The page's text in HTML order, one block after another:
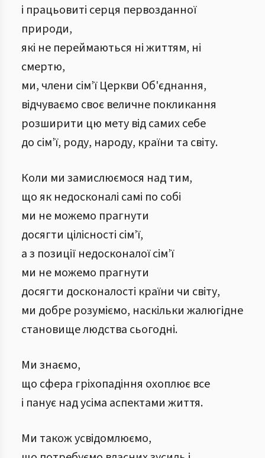
і працьовиті серця первозданної
природи,
які не переймаються ні життям, ні
смертю,
ми, члени сім’ї Церкви Об'єднання,
відчуваємо своє величне покликання
розширити цю мету від самих себе
до сім’ї, роду, народу, країни та світу.
Коли ми замислюємося над тим,
що як недосконалі самі по собі
ми не можемо прагнути
досягти цілісності сім’ї,
а з позиції недосконалої сім’ї
ми не можемо прагнути
досягти досконалості країни чи світу,
ми добре розуміємо, наскільки жалюгідне
становище людства сьогодні.
Ми знаємо,
що сфера гріхопадіння охоплює все
і панує над усіма аспектами життя.
Ми також усвідомлюємо,